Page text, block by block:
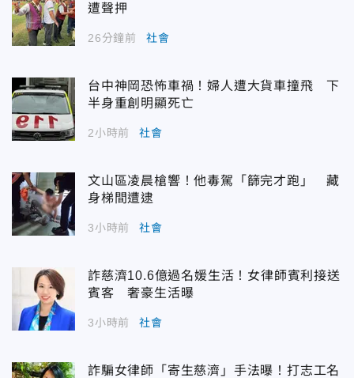
遭聲押
26分鐘前 社會
台中神岡恐怖車禍！婦人遭大貨車撞飛 下
半身重創明顯死亡
2小時前 社會
文山區凌晨槍響！他毒駕「篩完才跑」 藏
身梯間遭逮
3小時前 社會
詐慈濟10.6億過名媛生活！女律師賓利接送
賓客 奢豪生活曝
3小時前 社會
詐騙女律師「寄生慈濟」手法曝！打志工名